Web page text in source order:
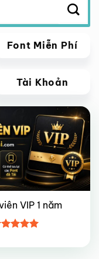
Font Miễn Phí
Tài Khoản
VIP 1 năm
55